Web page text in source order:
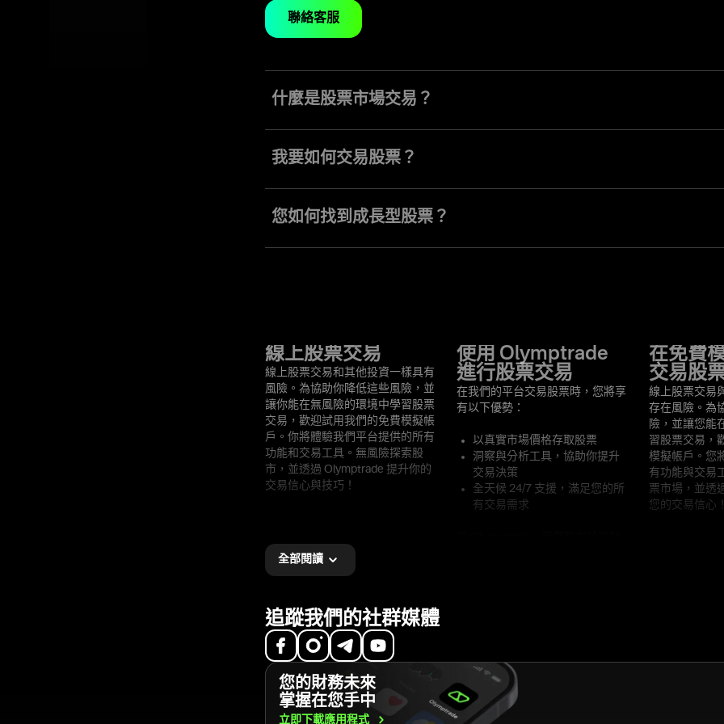
聯絡客服
什麼是股票市場交易？
我要如何交易股票？
您如何找到成長型股票？
線上股票交易
線上股票交易和其他投資一樣具有
風險。為協助你降低這些風險，並
讓你能在無風險的環境中學習股票
交易，歡迎試用我們的免費模擬帳
戶。你將體驗我們平台提供的所有
功能和交易工具。無風險探索股
市，並透過 Olymptrade 提升你的
交易信心與技巧！
使用 Olymptrade
進行股票交易
在我們的平台交易股票時，您將享
有以下優勢：
以真實市場價格存取股票
洞察與分析工具，協助你提升
交易決策
全天候 24/7 支援，滿足您的所
有交易需求
在免費
交易股
線上股票交易
存在風險。為
險，並讓您能
習股票交易，
模擬帳戶。您
有功能與交易
票市場，並透
您的交易信心！
全部閱讀
追蹤我們的社群媒體
您的財務未來
掌握在您手中
立即下載應用程式